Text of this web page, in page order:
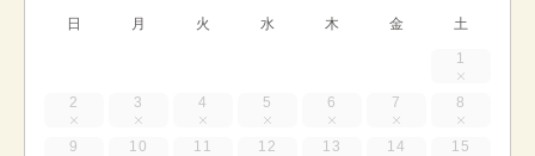
日 月 火 水 木 金 土
1
2 3 4 5 6 7 8
9 10 11 12 13 14 15